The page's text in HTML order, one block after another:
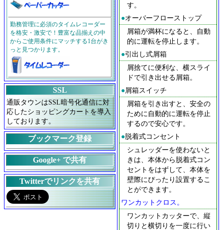
す。
●オーバーフローストップ
屑箱が満杯になると、自動
的に運転を停止します。
●引出し式屑箱
屑捨てに便利な、横スライ
ドで引き出せる屑箱。
●屑箱スイッチ
屑箱を引き出すと、安全の
ために自動的に運転を停止
するので安心です。
●脱着式コンセント
シュレッダーを使わないと
きは、本体から脱着式コン
セントをはずして、本体を
壁際にぴったり設置するこ
とができます。
ワンカットクロス。
ワンカットカッターで、縦
切りと横切りを一度に行い
勤務管理に必須のタイムレコーダー
を格安・激安で！豊富な品揃えの中
からご使用条件にマッチする1台がき
っと見つかります。
SSL
通販タウンはSSL暗号化通信に対
応したショッピングカートを導入
しております。
ブックマーク登録
Google+ で共有
Twitterでリンクを共有